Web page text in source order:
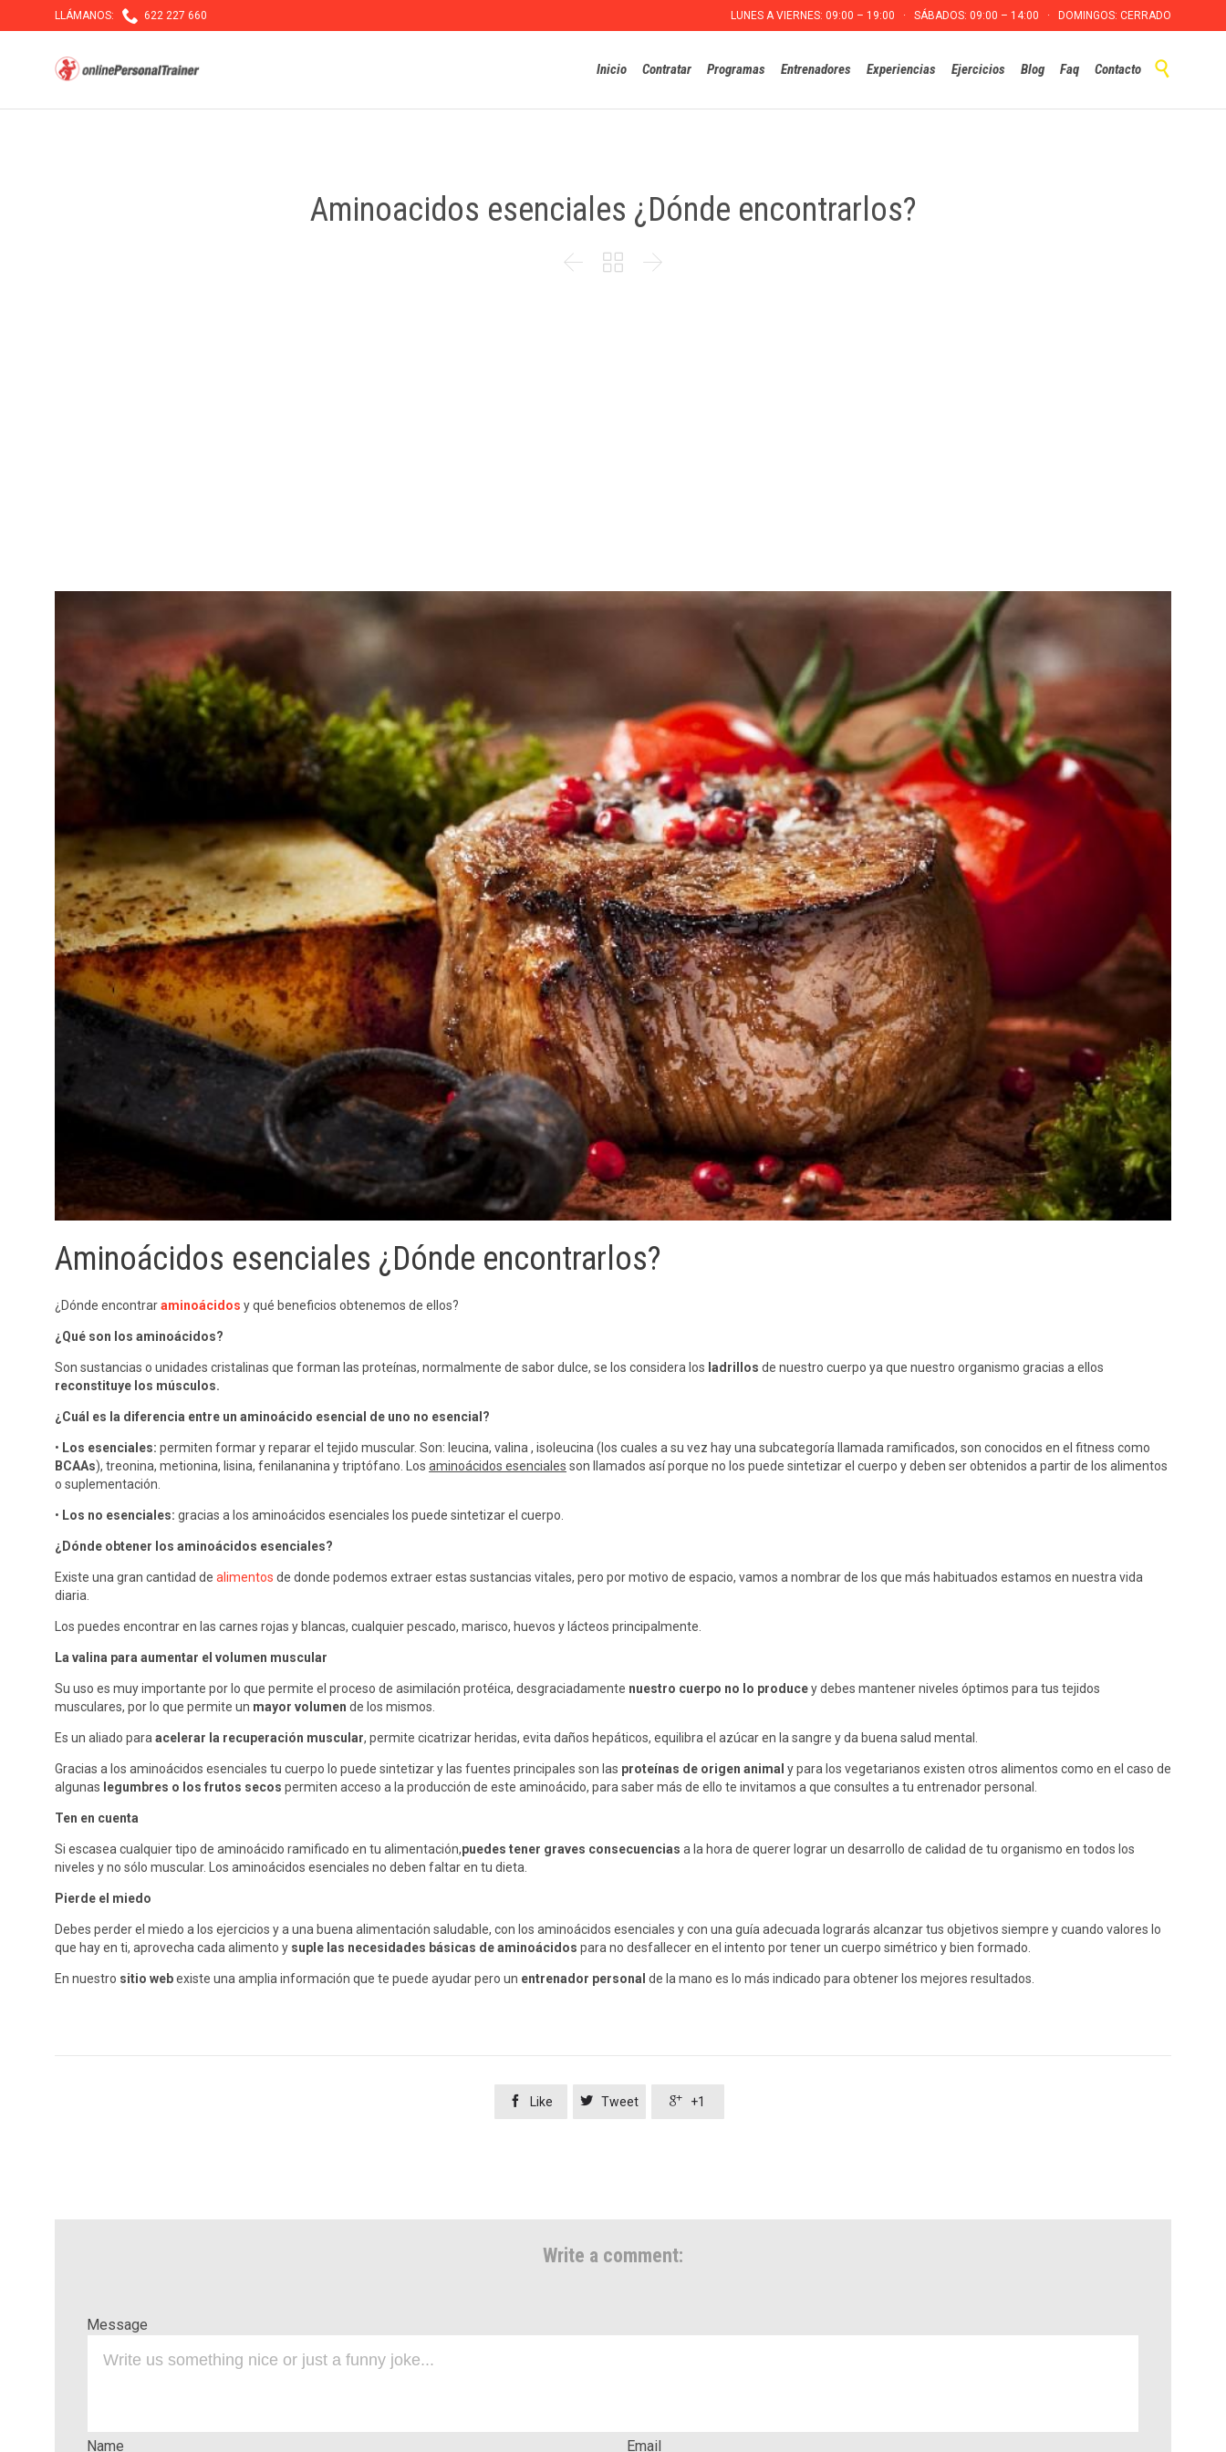
LLÁMANOS:  622 227 660 LUNES A VIERNES: 09:00 – 19:00 · SÁBADOS: 09:00 – 14:00 · DOMINGOS: CERRADO
to
Inicio Contratar Programas Entrenadores Experiencias Ejercicios Blog Faq Contacto 
Aminoacidos esenciales ¿Dónde encontrarlos?
  
Aminoácidos esenciales ¿Dónde encontrarlos?
¿Dónde encontraraminoácidos y qué beneficios obtenemos de ellos?
¿Qué son los aminoácidos?
Son sustancias o unidades cristalinas que forman las proteínas, normalmente de sabor dulce, se los considera los ladrillos de nuestro cuerpo ya que nuestro organismo gracias a ellos
reconstituye los músculos.
¿Cuál es la diferencia entre un aminoácido esencial de uno no esencial?
• Los esenciales: permiten formar y reparar el tejido muscular. Son: leucina, valina , isoleucina (los cuales a su vez hay una subcategoría llamada ramificados, son conocidos en el fitness como
BCAAs), treonina, metionina, lisina, fenilananina y triptófano. Los aminoácidos esenciales son llamados así porque no los puede sintetizar el cuerpo y deben ser obtenidos a partir de los alimentos
o suplementación.
• Los no esenciales: gracias a los aminoácidos esenciales los puede sintetizar el cuerpo.
¿Dónde obtener los aminoácidos esenciales?
Existe una gran cantidad de alimentos de donde podemos extraer estas sustancias vitales, pero por motivo de espacio, vamos a nombrar de los que más habituados estamos en nuestra vida
diaria.
Los puedes encontrar en las carnes rojas y blancas, cualquier pescado, marisco, huevos y lácteos principalmente.
La valina para aumentar el volumen muscular
Su uso es muy importante por lo que permite el proceso de asimilación protéica, desgraciadamente nuestro cuerpo no lo producey debes mantener niveles óptimos para tus tejidos
musculares, por lo que permite un mayor volumen de los mismos.
Es un aliado paraacelerar la recuperación muscular, permite cicatrizar heridas, evita daños hepáticos, equilibra el azúcar en la sangre y da buena salud mental.
Gracias a los aminoácidos esenciales tu cuerpo lo puede sintetizar y las fuentes principales son las proteínas de origen animal y para los vegetarianos existen otros alimentos como en el caso de
algunas legumbres o los frutos secos permiten acceso a la producción de este aminoácido, para saber más de ello te invitamos a que consultes a tu entrenador personal.
Ten en cuenta
Si escasea cualquier tipo de aminoácido ramificado en tu alimentación,puedes tener graves consecuencias a la hora de querer lograr un desarrollo de calidad de tu organismo en todos los
niveles y no sólo muscular. Los aminoácidos esenciales no deben faltar en tu dieta.
Pierde el miedo
Debes perder el miedo a los ejercicios y a una buena alimentación saludable, con los aminoácidos esenciales y con una guía adecuada lograrás alcanzar tus objetivos siempre y cuando valores lo
que hay en ti, aprovecha cada alimento y suple las necesidades básicas de aminoácidos para no desfallecer en el intento por tener un cuerpo simétrico y bien formado.
En nuestro sitio webexiste una amplia información que te puede ayudar pero un entrenador personal de la mano es lo más indicado para obtener los mejores resultados.
 Like  Tweet  +1
Write a comment:
Message
Name Email